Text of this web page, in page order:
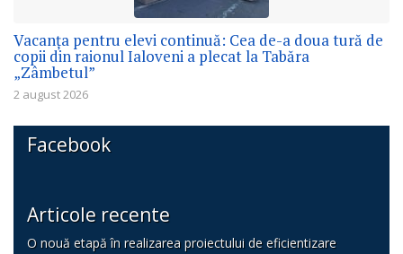
Vacanța pentru elevi continuă: Cea de-a doua tură de
copii din raionul Ialoveni a plecat la Tabăra
„Zâmbetul”
2 august 2026
Facebook
Articole recente
O nouă etapă în realizarea proiectului de eficientizare